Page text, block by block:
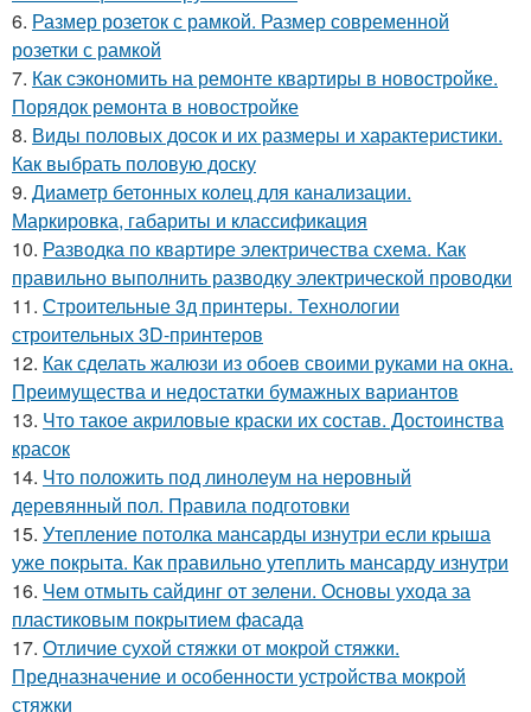
6. Размер розеток с рамкой. Размер современной
розетки с рамкой
7. Как сэкономить на ремонте квартиры в новостройке.
Порядок ремонта в новостройке
8. Виды половых досок и их размеры и характеристики.
Как выбрать половую доску
9. Диаметр бетонных колец для канализации.
Маркировка, габариты и классификация
10. Разводка по квартире электричества схема. Как
правильно выполнить разводку электрической проводки
11. Строительные 3д принтеры. Технологии
строительных 3D-принтеров
12. Как сделать жалюзи из обоев своими руками на окна.
Преимущества и недостатки бумажных вариантов
13. Что такое акриловые краски их состав. Достоинства
красок
14. Что положить под линолеум на неровный
деревянный пол. Правила подготовки
15. Утепление потолка мансарды изнутри если крыша
уже покрыта. Как правильно утеплить мансарду изнутри
16. Чем отмыть сайдинг от зелени. Основы ухода за
пластиковым покрытием фасада
17. Отличие сухой стяжки от мокрой стяжки.
Предназначение и особенности устройства мокрой
стяжки